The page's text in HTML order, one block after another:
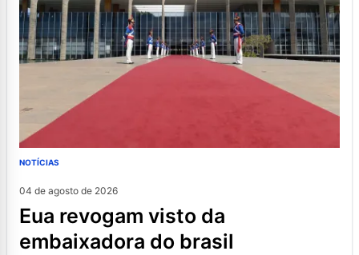
NOTÍCIAS
04 de agosto de 2026
eua revogam visto da
embaixadora do brasil